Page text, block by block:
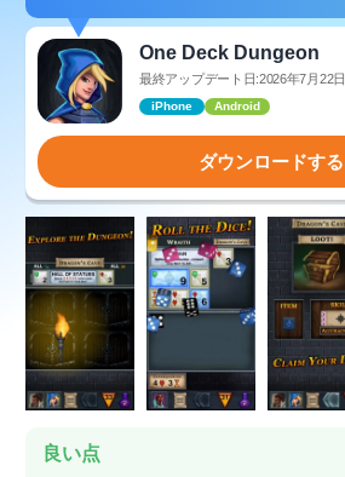
One Deck Dungeon
最終アップデート日:2026年7月22日
iPhone Android
ダウンロードする
良い点